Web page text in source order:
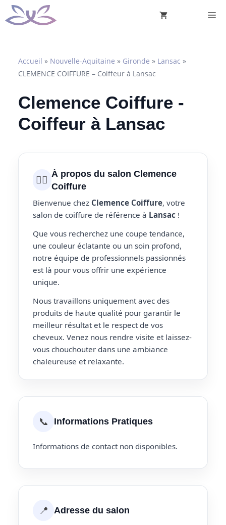
Aller
au
Accueil » Nouvelle-Aquitaine » Gironde » Lansac »
CLEMENCE COIFFURE – Coiffeur à Lansac
Clemence Coiffure -
Coiffeur à Lansac
💇‍♀️ À propos du salon Clemence
Coiffure
Bienvenue chez Clemence Coiffure, votre
salon de coiffure de référence à Lansac !
Que vous recherchez une coupe tendance,
une couleur éclatante ou un soin profond,
notre équipe de professionnels passionnés
est là pour vous offrir une expérience
unique.
Nous travaillons uniquement avec des
produits de haute qualité pour garantir le
meilleur résultat et le respect de vos
cheveux. Venez nous rendre visite et laissez-
vous chouchouter dans une ambiance
chaleureuse et relaxante.
📞 Informations Pratiques
Informations de contact non disponibles.
📍 Adresse du salon